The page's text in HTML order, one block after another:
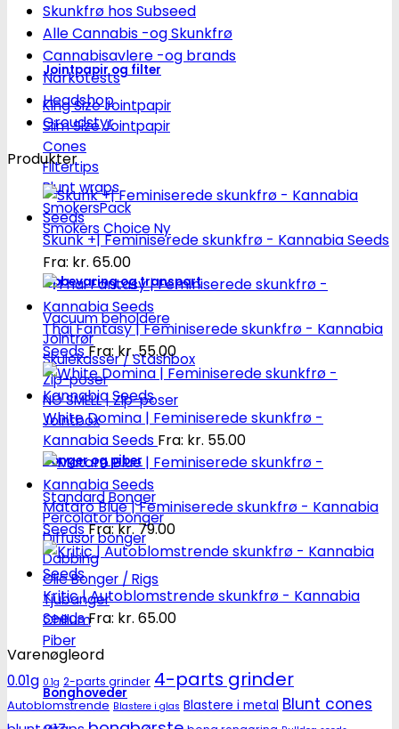
Jointpapir og filter
King Size Jointpapir
Slim Size Jointpapir
Cones
Filtertips
Blunt wraps
SmokersPack
Smokers Choice
Opbevaring og transport
Vacuum beholdere
Jointrør
Skulekasser / Stashbox
Zip-poser
NO SMELL | Zip-poser
Jointbox
Bonger og piber
Standard Bonger
Percolator bonger
Diffusor bonger
Dabbing
Olie Bonger / Rigs
Tjubanger
Chillum
Piber
Bonghoveder
Skunkfrø hos Subseed
Alle Cannabis -og Skunkfrø
Cannabisavlere -og brands
Narkotests
Headshop
Groudstyr
Produkter
Skunk +| Feminiserede skunkfrø - Kannabia Seeds
Fra: kr. 65.00
Thai Fantasy | Feminiserede skunkfrø - Kannabia
SeedsFra:kr.55.00
White Domina | Feminiserede skunkfrø -
Kannabia Seeds Fra: kr. 55.00
Mataro Blue | Feminiserede skunkfrø - Kannabia
SeedsFra:kr.79.00
Kritic | Autoblomstrende skunkfrø - Kannabia
SeedsFra: kr. 65.00
Varenøgleord
0.01g 0.1g 2-parts grinder 4-parts grinder
Autoblomstrende Blastere i glas Blastere i metal Blunt cones